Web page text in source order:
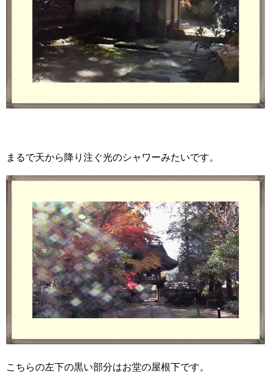
まるで天から降り注ぐ光のシャワーみたいです。
こちらの左下の黒い部分はお堂の屋根下です。